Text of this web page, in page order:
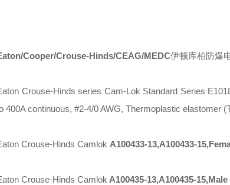
Cooper/Crouse-Hinds/CEAG/MEDC伊顿库柏防爆
Crouse-Hinds series Cam-Lok Standard Series
400A continuous, #2-4/0 AWG, Thermoplastic elastomer
Crouse-Hinds Camlok A100433-13,A100433-
Crouse-Hinds Camlok A100435-13,A100435-15,Male